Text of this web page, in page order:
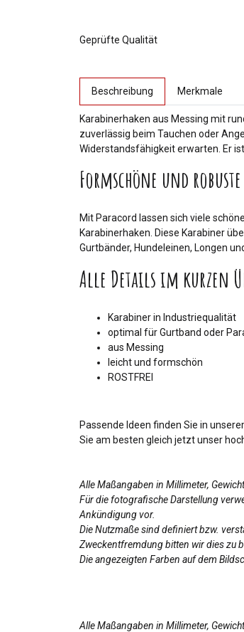
Geprüfte Qualität
Beschreibung Merkmale
Karabinerhaken aus Messing mit
zuverlässig beim Tauchen oder
Widerstandsfähigkeit erwarten. Er
Formschöne und
Mit Paracord lassen sich viele
Karabinerhaken. Diese Karabiner
Gurtbänder, Hundeleinen, Longen
Alle Details im kurzen
Karabiner in Industriequalität
optimal für Gurtband oder
aus Messing
leicht und formschön
ROSTFREI
Passende Ideen finden Sie in
Sie am besten gleich jetzt unser
Alle Maßangaben in Millimeter,
Für die fotografische Darstellung
Ankündigung vor.
Die Nutzmaße sind definiert bzw.
Zweckentfremdung bitten wir dies zu
Die angezeigten Farben auf dem
Alle Maßangaben in Millimeter,